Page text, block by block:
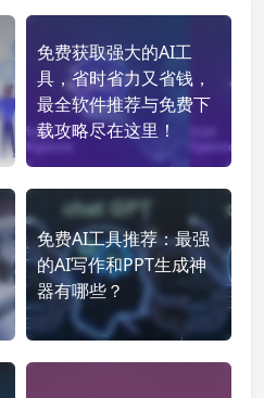
免费获取强大的AI工
具，省时省力又省钱，
最全软件推荐与免费下
载攻略尽在这里！
免费AI工具推荐：最强
的AI写作和PPT生成神
器有哪些？